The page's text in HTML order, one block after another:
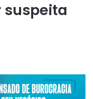
suspeita